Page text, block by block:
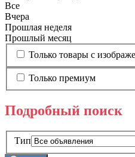
Все
Вчера
Прошлая неделя
Прошлый месяц
Только товары с
Только премиум
Подробный поиск
Тип